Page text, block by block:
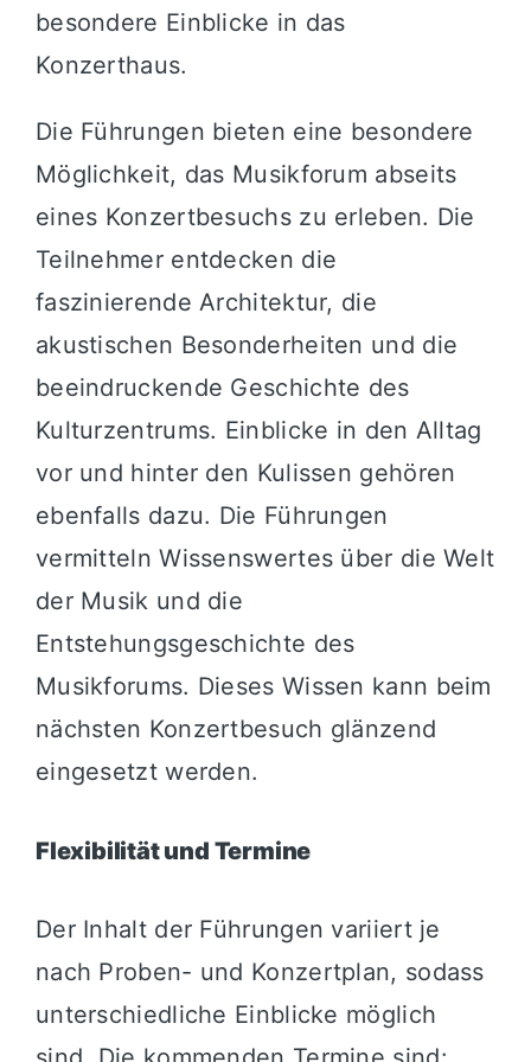
besondere Einblicke in das
Konzerthaus.
Die Führungen bieten eine besondere
Möglichkeit, das Musikforum abseits
eines Konzertbesuchs zu erleben. Die
Teilnehmer entdecken die
faszinierende Architektur, die
akustischen Besonderheiten und die
beeindruckende Geschichte des
Kulturzentrums. Einblicke in den Alltag
vor und hinter den Kulissen gehören
ebenfalls dazu. Die Führungen
vermitteln Wissenswertes über die Welt
der Musik und die
Entstehungsgeschichte des
Musikforums. Dieses Wissen kann beim
nächsten Konzertbesuch glänzend
eingesetzt werden.
Flexibilität und Termine
Der Inhalt der Führungen variiert je
nach Proben- und Konzertplan, sodass
unterschiedliche Einblicke möglich